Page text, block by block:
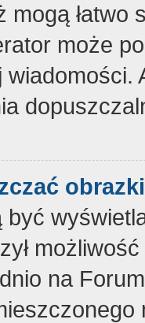
mogą
może
na